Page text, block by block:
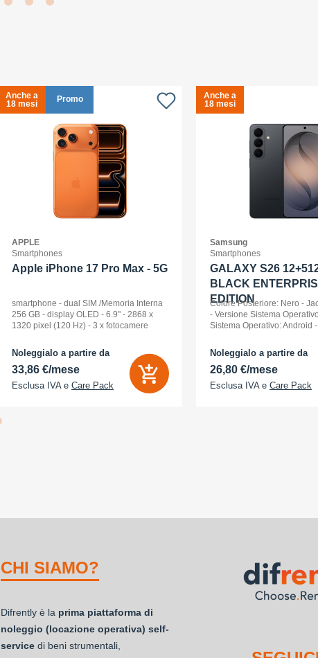
Anche a
18 mesi
Promo
APPLE
Smartphones
Apple iPhone 17 Pro Max - 5G
smartphone - dual SIM /Memoria Interna
256 GB - display OLED - 6.9" - 2868 x
1320 pixel (120 Hz) - 3 x fotocamere
camera 18 Megapixel - arancione
cosmico
Noleggialo a partire da
33,86 €/mese
Esclusa IVA e Care Pack
Anche a
18 mesi
Samsung
Smartphones
GALAXY S26
BLACK
EDITION
Colore Posteriore: Nero -
- Versione Sistema
Sistema Operativo: Android
- Memoria Interna (ROM):
Espandibile fino a: 0 GB -
Noleggialo a partire da
26,80 €/mese
Esclusa IVA e Care Pack
CHI SIAMO?
Difrently è la prima piattaforma di
noleggio (locazione operativa) self-
service di beni strumentali,